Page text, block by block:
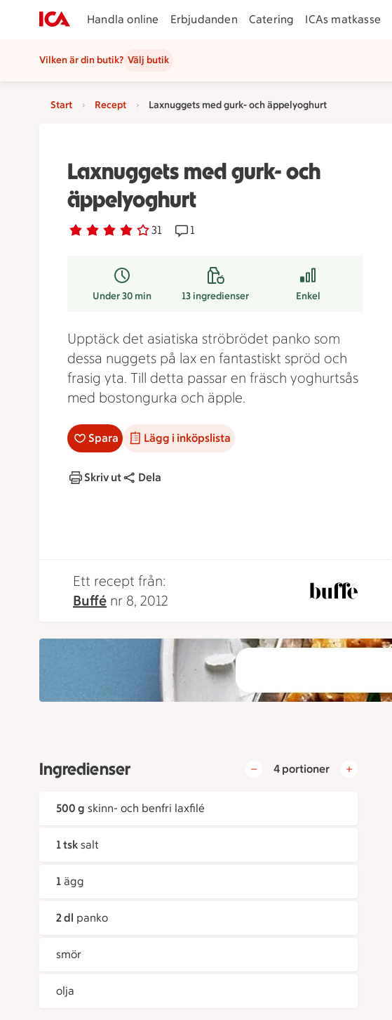
Handla online Erbjudanden Catering ICAs matkasse
Vilken är din butik? Välj butik
Start Recept Laxnuggets med gurk- och äppelyoghurt
Laxnuggets med gurk- och
äppelyoghurt
Betyg 3.8 av 5. 31
31 personer har röstatReceptet har 1 kommentarer
1
Under 30 min 13ingredienser Enkel
Upptäck det asiatiska ströbrödet panko som
dessa nuggets på lax en fantastiskt spröd och
frasig yta. Till detta passar en fräsch yoghurtsås
med bostongurka och äpple.
Spara Lägg i inköpslista
Skriv ut Dela
Ett recept från:
Buffé nr 8, 2012
Ingredienser 4 portioner
500 g skinn- och benfri laxfilé
1 tsk salt
1 ägg
2 dl panko
smör
olja